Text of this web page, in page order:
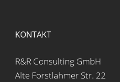
KONTAKT
R&R Consulting GmbH
Alte Forstlahmer Str. 22